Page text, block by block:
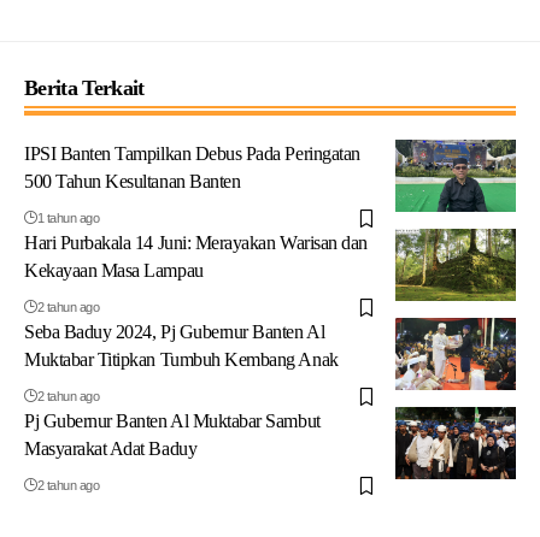
Berita Terkait
IPSI Banten Tampilkan Debus Pada Peringatan
500 Tahun Kesultanan Banten
1 tahun ago
Hari Purbakala 14 Juni: Merayakan Warisan dan
Kekayaan Masa Lampau
2 tahun ago
Seba Baduy 2024, Pj Gubernur Banten Al
Muktabar Titipkan Tumbuh Kembang Anak
2 tahun ago
Pj Gubernur Banten Al Muktabar Sambut
Masyarakat Adat Baduy
2 tahun ago